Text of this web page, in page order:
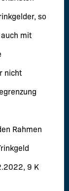
so
mit
nicht
Rahmen
9 K